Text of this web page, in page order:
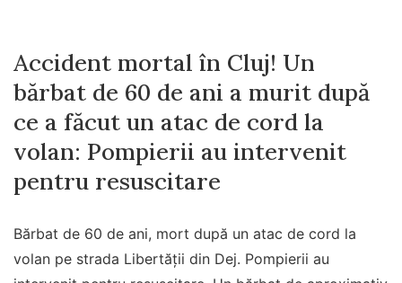
Accident mortal în Cluj! Un
bărbat de 60 de ani a murit după
ce a făcut un atac de cord la
volan: Pompierii au intervenit
pentru resuscitare
Bărbat de 60 de ani, mort după un atac de cord la
volan pe strada Libertății din Dej. Pompierii au